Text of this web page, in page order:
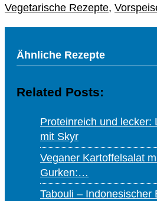
Vegetarische Rezepte,
Ähnliche Rezepte
Related Posts:
Proteinreich und lecker:
mit Skyr
Veganer Kartoffelsalat
Gurken:…
Tabouli – Indonesischer